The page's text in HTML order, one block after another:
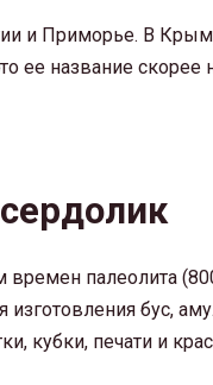
и Приморье. В
ее название
палеолита
бус,
кубки, печати и